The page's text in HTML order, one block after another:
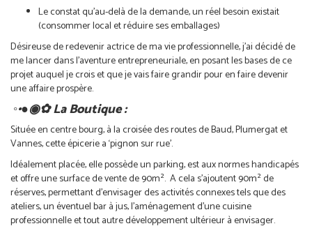
Le constat qu’au-delà de la demande, un réel besoin existait
(consommer local et réduire ses emballages)
Désireuse de redevenir actrice de ma vie professionnelle, j’ai décidé de
me lancer dans l’aventure entrepreneuriale, en posant les bases de ce
projet auquel je crois et que je vais faire grandir pour en faire devenir
une affaire prospère.
◦•●◉✿ La Boutique :
Située en centre bourg, à la croisée des routes de Baud, Plumergat et
Vannes, cette épicerie a ‘pignon sur rue’.
Idéalement placée, elle possède un parking, est aux normes handicapés
et offre une surface de vente de 90m². A cela s’ajoutent 90m² de
réserves, permettant d’envisager des activités connexes tels que des
ateliers, un éventuel bar à jus, l’aménagement d’une cuisine
professionnelle et tout autre développement ultérieur à envisager.